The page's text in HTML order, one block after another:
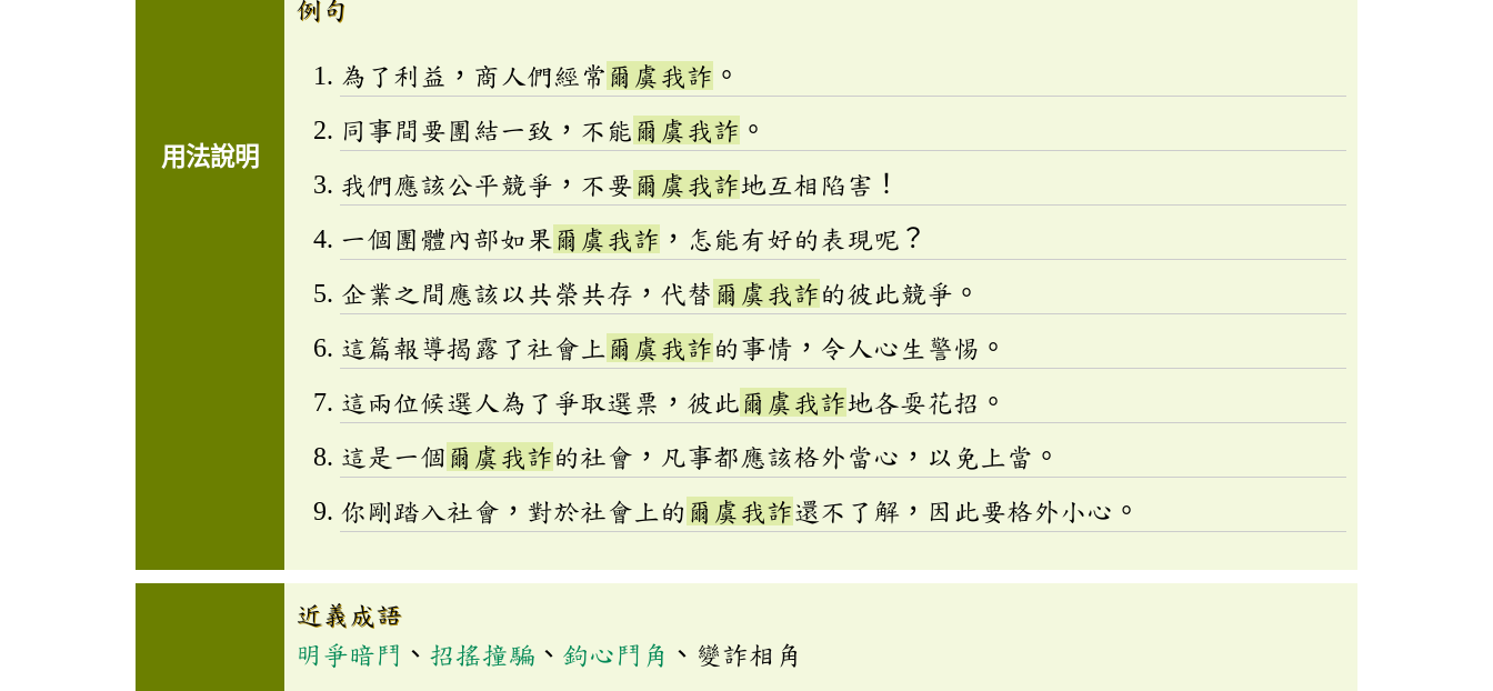
用法說明
例句
為了利益，商人們經常 爾虞我詐 。
同事間要團結一致，不能 爾虞我詐 。
我們應該公平競爭，不要爾虞我詐地互相陷害！
一個團體內部如果爾虞我詐 ，怎能有好的表現呢？
企業之間應該以共榮共存，代替 爾虞我詐的彼此競爭。
這篇報導揭露了社會上爾虞我詐的事情，令人心生警惕。
這兩位候選人為了爭取選票，彼此爾虞我詐地各耍花招。
這是一個 爾虞我詐的社會，凡事都應該格外當心，以免上當。
你剛踏入社會，對於社會上的 爾虞我詐還不了解，因此要格外小心。
近義成語
明爭暗鬥 、 招搖撞騙 、 鉤心鬥角 、變詐相角